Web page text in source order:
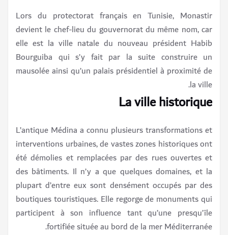
Lors du protectorat français en Tunisie, Monastir
devient le chef-lieu du gouvernorat du même nom, car
elle est la ville natale du nouveau président Habib
Bourguiba qui s’y fait par la suite construire un
mausolée ainsi qu’un palais présidentiel à proximité de
la ville.
La ville historique
L’antique Médina a connu plusieurs transformations et
interventions urbaines, de vastes zones historiques ont
été démolies et remplacées par des rues ouvertes et
des bâtiments. Il n’y a que quelques domaines, et la
plupart d’entre eux sont densément occupés par des
boutiques touristiques. Elle regorge de monuments qui
participent à son influence tant qu’une presqu’île
fortifiée située au bord de la mer Méditerranée.